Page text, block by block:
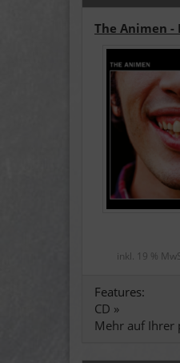
The Animen -
inkl. 19 %
Features:
CD »
Mehr auf Ihrer